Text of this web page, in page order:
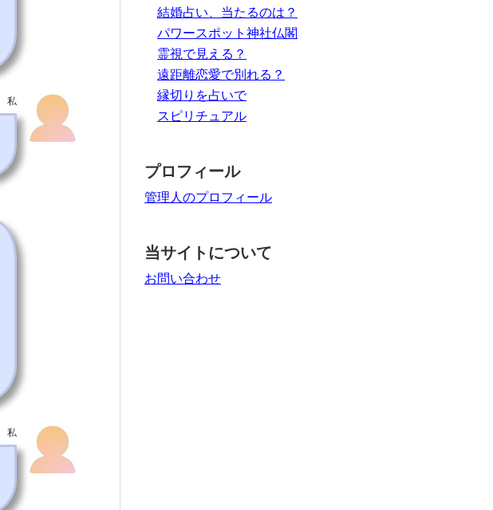
私
私
結婚占い、当たるのは？
パワースポット神社仏閣
霊視で見える？
遠距離恋愛で別れる？
縁切りを占いで
スピリチュアル
プロフィール
管理人のプロフィール
当サイトについて
お問い合わせ